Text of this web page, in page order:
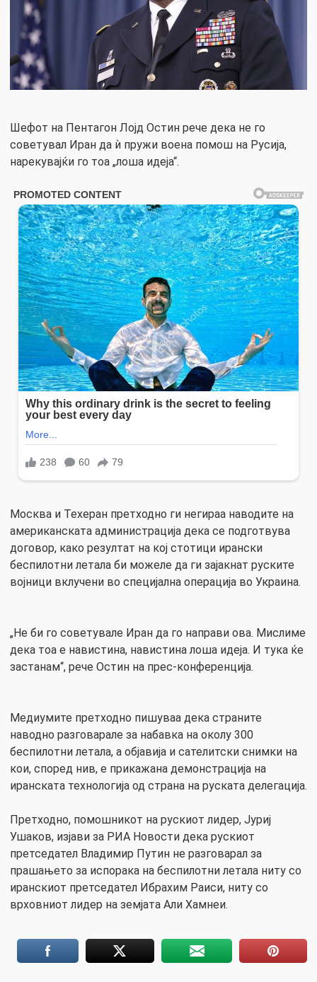
Шефот на Пентагон Лојд Остин рече дека не го
советувал Иран да ѝ пружи воена помош на Русија,
нарекувајќи го тоа „лоша идеја“.
Москва и Техеран претходно ги негираа наводите на
американската администрација дека се подготвува
договор, како резултат на кој стотици ирански
беспилотни летала би можеле да ги зајакнат руските
војници вклучени во специјална операција во Украина.
„Не би го советувале Иран да го направи ова. Мислиме
дека тоа е навистина, навистина лоша идеја. И тука ќе
застанам“, рече Остин на прес-конференција.
Медиумите претходно пишуваа дека страните
наводно разговарале за набавка на околу 300
беспилотни летала, а објавија и сателитски снимки на
кои, според нив, е прикажана демонстрација на
иранската технологија од страна на руската делегација.
Претходно, помошникот на рускиот лидер, Јуриј
Ушаков, изјави за РИА Новости дека рускиот
претседател Владимир Путин не разговарал за
прашањето за испорака на беспилотни летала ниту со
иранскиот претседател Ибрахим Раиси, ниту со
врховниот лидер на земјата Али Хамнеи.